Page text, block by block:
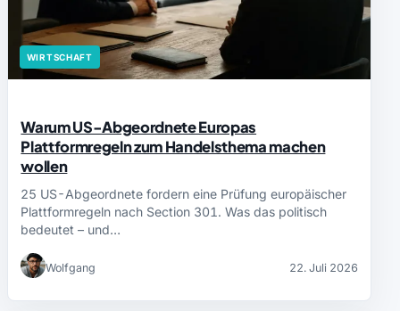
WIRTSCHAFT
Warum US-Abgeordnete Europas
Plattformregeln zum Handelsthema machen
wollen
25 US-Abgeordnete fordern eine Prüfung europäischer
Plattformregeln nach Section 301. Was das politisch
bedeutet – und…
Wolfgang 22. Juli 2026